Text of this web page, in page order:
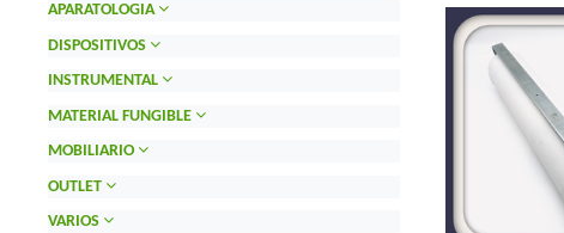
APARATOLOGIA
DISPOSITIVOS
INSTRUMENTAL
MATERIAL FUNGIBLE
MOBILIARIO
OUTLET
VARIOS